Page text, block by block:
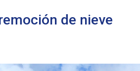
de nieve